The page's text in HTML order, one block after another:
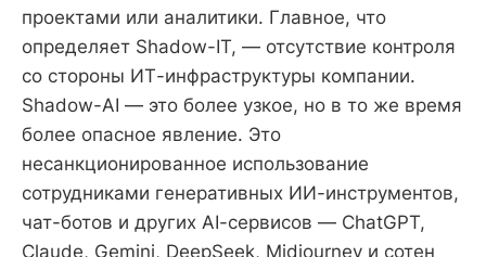
проектами или аналитики. Главное, что
определяет Shadow-IT, — отсутствие контроля
со стороны ИТ-инфраструктуры компании.
Shadow-AI — это более узкое, но в то же время
более опасное явление. Это
несанкционированное использование
сотрудниками генеративных ИИ-инструментов,
чат-ботов и других AI-сервисов — ChatGPT,
Claude, Gemini, DeepSeek, Midjourney и сотен